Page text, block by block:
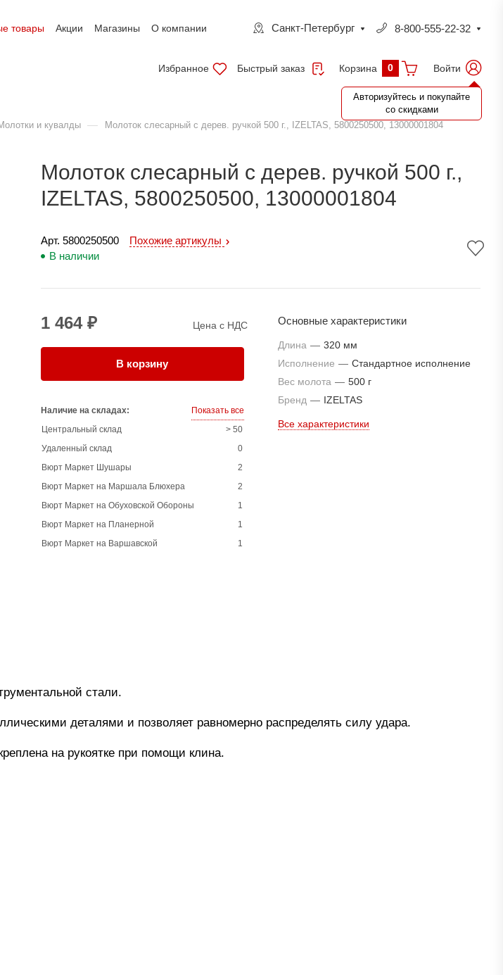
товары Акции Магазины О компании Санкт-Петербург 8-800-555-22-32
Избранное Быстрый заказ Корзина 0 Войти
Авторизуйтесь и покупайте
со скидками
и кувалды — Молоток слесарный с дерев. ручкой 500 г., IZELTAS, 5800250500, 13000001804
Молоток слесарный с дерев. ручкой 500 г.,
IZELTAS, 5800250500, 13000001804
Арт. 5800250500
Похожие артикулы
В наличии
1 464 ₽ Цена с НДС
В корзину
Наличие на складах:
Показать все
Центральный склад
> 50
Удаленный склад
0
Вюрт Маркет Шушары
2
Вюрт Маркет на Маршала Блюхера
2
Вюрт Маркет на Обуховской Обороны
1
Вюрт Маркет на Планерной
1
Вюрт Маркет на Варшавской
1
Основные характеристики
Длина — 320 мм
Исполнение — Стандартное исполнение
Вес молота — 500 г
Бренд — IZELTAS
Все характеристики
стали.
деталями и позволяет равномерно распределять силу удара.
на рукоятке при помощи клина.